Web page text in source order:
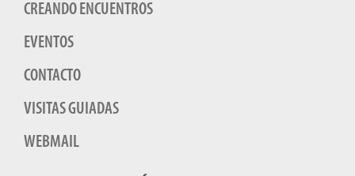
CREANDO ENCUENTROS
EVENTOS
CONTACTO
VISITAS GUIADAS
WEBMAIL